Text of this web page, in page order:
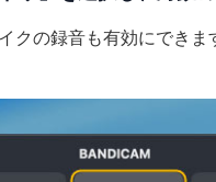
クの録音も有効にでき